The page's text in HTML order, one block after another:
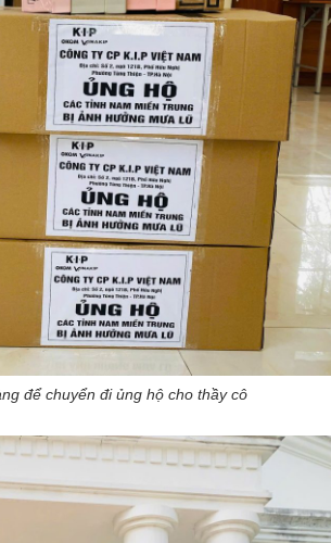
để chuyển đi ủng hộ cho thầy cô